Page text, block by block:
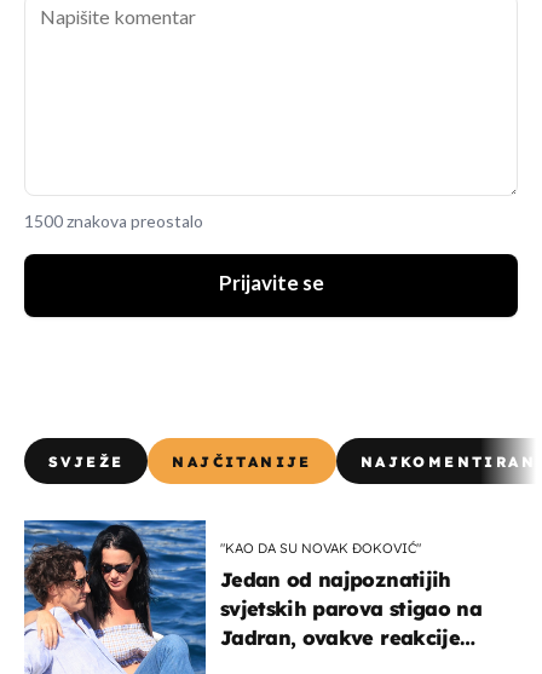
1500 znakova preostalo
Prijavite se
SVJEŽE NAJČITANIJE
"KAO DA SU NOVAK ĐOKOVIĆ"
Jedan od najpoznatijih
svjetskih parova stigao na
Jadran, ovakve reakcije